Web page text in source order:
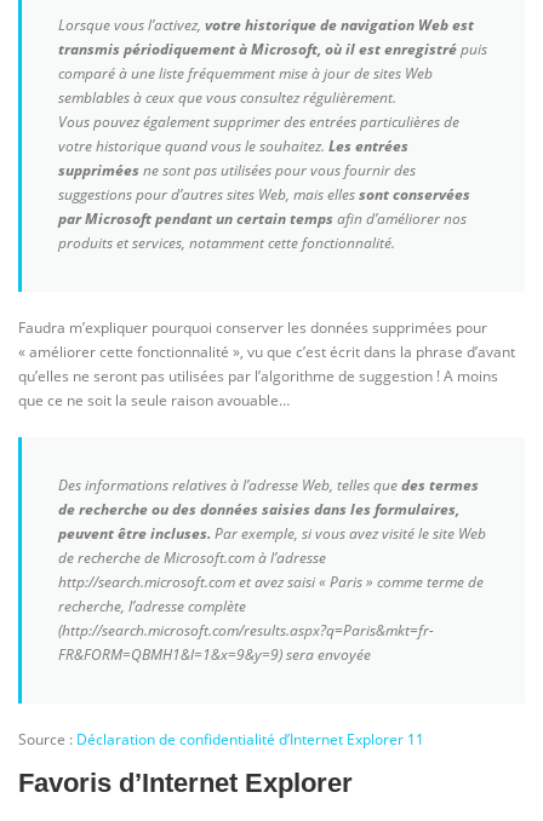
Lorsque vous l’activez, votre historique de navigation Web est
transmis périodiquement à Microsoft, où il est enregistrépuis
comparé à une liste fréquemment mise à jour de sites Web
semblables à ceux que vous consultez régulièrement.
Vous pouvez également supprimer des entrées particulières de
votre historique quand vous le souhaitez. Les entrées
suppriméesne sont pas utilisées pour vous fournir des
suggestions pour d’autres sites Web, mais ellessont conservées
par Microsoft pendant un certain tempsafin d’améliorer nos
produits et services, notamment cette fonctionnalité.
Faudra m’expliquer pourquoi conserver les données supprimées pour
« améliorer cette fonctionnalité », vu que c’est écrit dans la phrase d’avant
qu’elles ne seront pas utilisées par l’algorithme de suggestion ! A moins
que ce ne soit la seule raison avouable…
Des informations relatives à l’adresse Web, telles quedestermes
de recherche ou des données saisies dans les formulaires,
peuvent être incluses. Par exemple, si vous avez visité le site Web
de recherche de Microsoft.com à l’adresse
http://search.microsoft.com et avez saisi « Paris » comme terme de
recherche, l’adresse complète
(http://search.microsoft.com/results.aspx?q=Paris&mkt=fr-
FR&FORM=QBMH1&l=1&x=9&y=9) sera envoyée
Source : Déclaration de confidentialité d’Internet Explorer 11
Favoris d’Internet Explorer